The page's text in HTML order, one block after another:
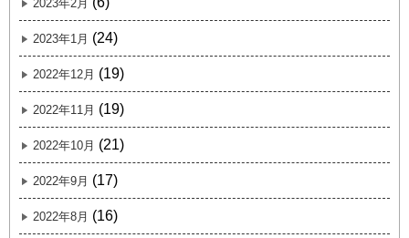
2023年2月
2023年1月 (24)
2022年12月 (19)
2022年11月 (19)
2022年10月 (21)
2022年9月 (17)
2022年8月 (16)